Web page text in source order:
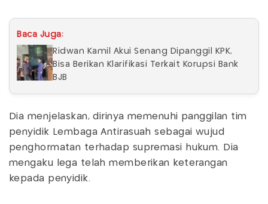
Baca Juga:
Ridwan Kamil Akui Senang Dipanggil KPK,
Bisa Berikan Klarifikasi Terkait Korupsi Bank
BJB
Dia menjelaskan, dirinya memenuhi panggilan tim
penyidik Lembaga Antirasuah sebagai wujud
penghormatan terhadap supremasi hukum. Dia
mengaku lega telah memberikan keterangan
kepada penyidik.